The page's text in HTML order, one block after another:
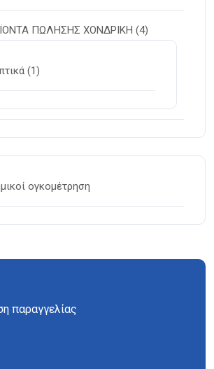
ΠΩΛΗΣΗΣ ΧΟΝΔΡΙΚΗ (4)
(1)
ογκομέτρηση
παραγγελίας